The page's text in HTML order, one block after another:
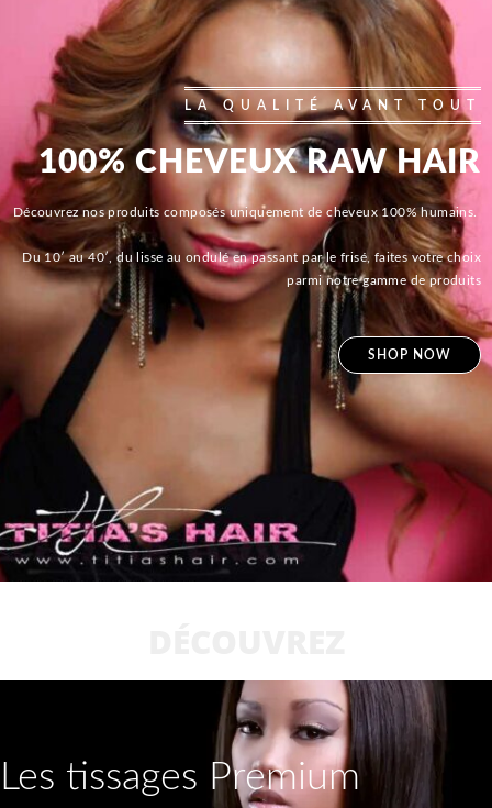
LA QUALITÉ AVANT TOUT
100% CHEVEUX RAW HAIR
Découvrez nos produits composés uniquement de cheveux 100% humains.
Du 10′ au 40′, du lisse au ondulé en passant par le frisé, faites votre choix
parmi notre gamme de produits
SHOP NOW
Les tissages Premium